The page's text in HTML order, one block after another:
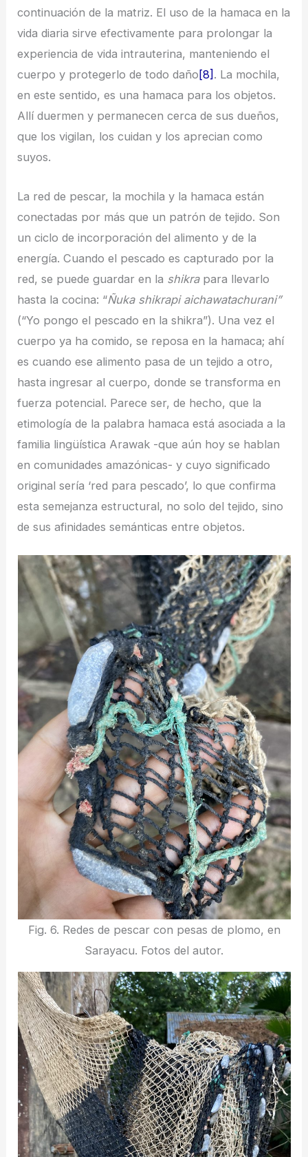
continuación de la matriz. El uso de la hamaca en la
vida diaria sirve efectivamente para prolongar la
experiencia de vida intrauterina, manteniendo el
cuerpo y protegerlo de todo daño [8] . La mochila,
en este sentido, es una hamaca para los objetos.
Allí duermen y permanecen cerca de sus dueños,
que los vigilan, los cuidan y los aprecian como
suyos.
La red de pescar, la mochila y la hamaca están
conectadas por más que un patrón de tejido. Son
un ciclo de incorporación del alimento y de la
energía. Cuando el pescado es capturado por la
red, se puede guardar en la shikra para llevarlo
hasta la cocina: “Ñuka shikrapi aichawatachurani”
(“Yo pongo el pescado en la shikra”). Una vez el
cuerpo ya ha comido, se reposa en la hamaca; ahí
es cuando ese alimento pasa de un tejido a otro,
hasta ingresar al cuerpo, donde se transforma en
fuerza potencial. Parece ser, de hecho, que la
etimología de la palabra hamaca está asociada a la
familia lingüística Arawak -que aún hoy se hablan
en comunidades amazónicas- y cuyo significado
original sería ‘red para pescado’, lo que confirma
esta semejanza estructural, no solo del tejido, sino
de sus afinidades semánticas entre objetos.
Fig. 6. Redes de pescar con pesas de plomo, en
Sarayacu. Fotos del autor.